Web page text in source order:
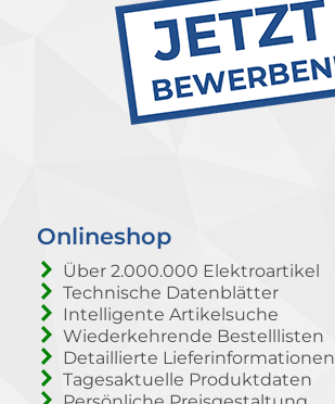
Onlineshop
Über 2.000.000 Elektroartikel
Technische Datenblätter
Intelligente Artikelsuche
Wiederkehrende Bestelllisten
Detaillierte Lieferinformationen
Tagesaktuelle Produktdaten